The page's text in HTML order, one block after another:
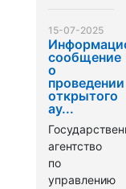
15-07-2025
сообщение
о
проведении
открытого
ау...
агентство
по
управлению